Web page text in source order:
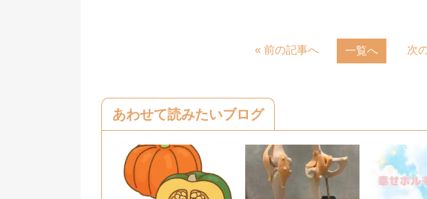
o
k
« 前の記事へ 一覧へ 次
あわせて読みたいブログ